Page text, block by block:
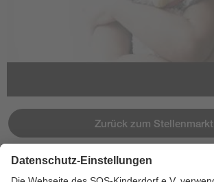
Zurück zum Stellenmarkt
Jetzt bewerben